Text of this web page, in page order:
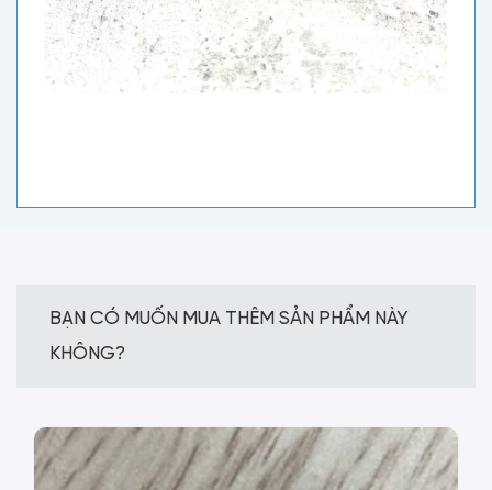
BẠN CÓ MUỐN MUA THÊM SẢN PHẨM NÀY
KHÔNG?